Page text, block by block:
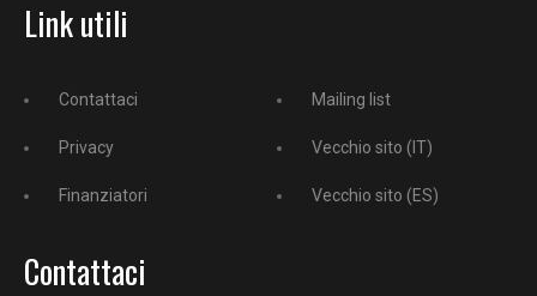
Link utili
Contattaci
Privacy
Finanziatori
Mailing list
Vecchio sito (IT)
Vecchio sito (ES)
Contattaci